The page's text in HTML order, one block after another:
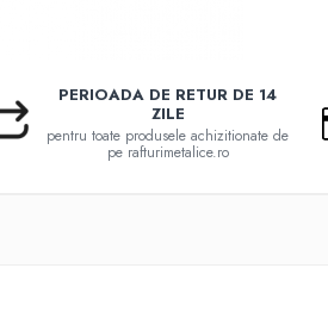
PERIOADA DE RETUR DE 14
ZILE
pentru toate produsele achizitionate de
pe rafturimetalice.ro